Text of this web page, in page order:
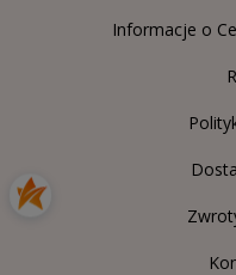
Informacje o